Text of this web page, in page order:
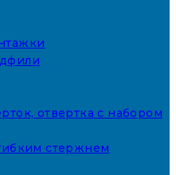
отвертка с набором
стержнем